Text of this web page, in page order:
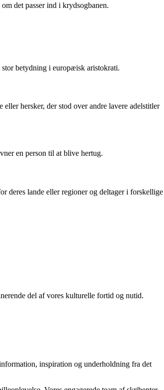
det passer ind i krydsogbanen.
stor betydning i europæisk aristokrati.
hersker, der stod over andre lavere adelstitler
en person til at blive hertug.
deres lande eller regioner og deltager i forskellige
del af vores kulturelle fortid og nutid.
inspiration og underholdning fra det